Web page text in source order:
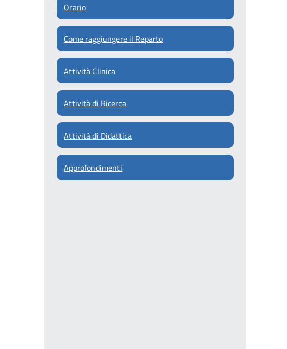
Orario
Come raggiungere il Reparto
Attività Clinica
Attività di Ricerca
Attività di Didattica
Approfondimenti